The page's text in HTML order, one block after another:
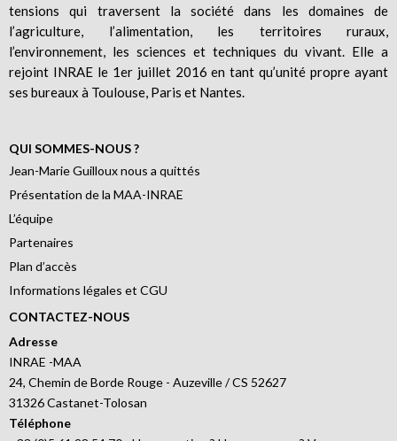
tensions qui traversent la société dans les domaines de
l’agriculture, l’alimentation, les territoires ruraux,
l’environnement, les sciences et techniques du vivant. Elle a
rejoint INRAE le 1er juillet 2016 en tant qu’unité propre ayant
ses bureaux à Toulouse, Paris et Nantes.
QUI SOMMES-NOUS ?
Jean-Marie Guilloux nous a quittés
Présentation de la MAA-INRAE
L’équipe
Partenaires
Plan d’accès
Informations légales et CGU
CONTACTEZ-NOUS
Adresse
INRAE -MAA
24, Chemin de Borde Rouge - Auzeville / CS 52627
31326 Castanet-Tolosan
Téléphone